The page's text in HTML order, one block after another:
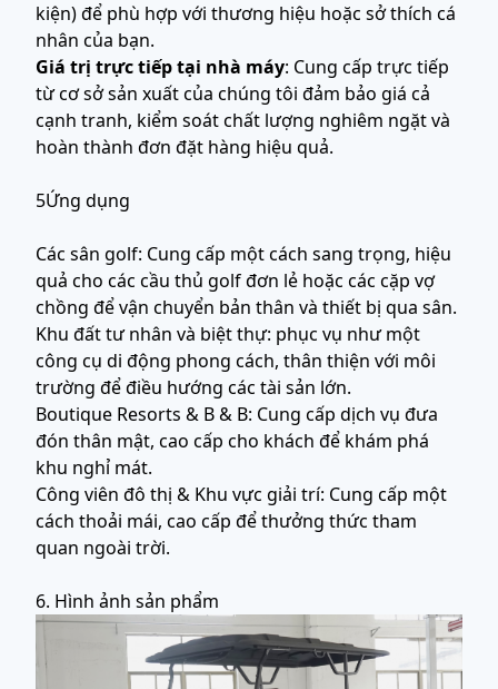
kiện) để phù hợp với thương hiệu hoặc sở thích cá
nhân của bạn.
Giá trị trực tiếp tại nhà máy: Cung cấp trực tiếp
từ cơ sở sản xuất của chúng tôi đảm bảo giá cả
cạnh tranh, kiểm soát chất lượng nghiêm ngặt và
hoàn thành đơn đặt hàng hiệu quả.
5Ứng dụng
Các sân golf: Cung cấp một cách sang trọng, hiệu
quả cho các cầu thủ golf đơn lẻ hoặc các cặp vợ
chồng để vận chuyển bản thân và thiết bị qua sân.
Khu đất tư nhân và biệt thự: phục vụ như một
công cụ di động phong cách, thân thiện với môi
trường để điều hướng các tài sản lớn.
Boutique Resorts & B & B: Cung cấp dịch vụ đưa
đón thân mật, cao cấp cho khách để khám phá
khu nghỉ mát.
Công viên đô thị & Khu vực giải trí: Cung cấp một
cách thoải mái, cao cấp để thưởng thức tham
quan ngoài trời.
6. Hình ảnh sản phẩm